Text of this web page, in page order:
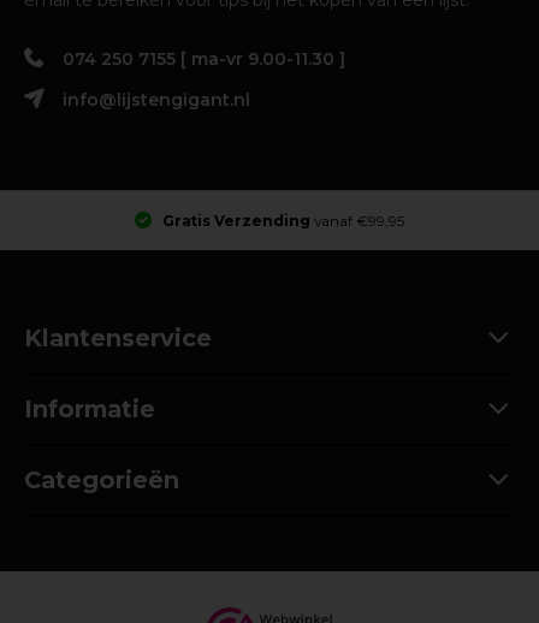
074 250 7155 [ ma-vr 9.00-11.30 ]
info@lijstengigant.nl
Gratis Verzending vanaf €99,95
Klantenservice
Informatie
Categorieën